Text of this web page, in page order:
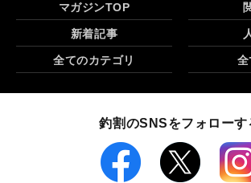
マガジンTOP
新着記事
全てのカテゴリ
釣割のSNSをフォローす